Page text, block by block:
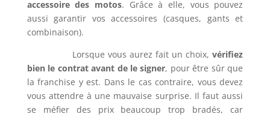
accessoire des motos. Grâce à elle, vous pouvez
aussi garantir vos accessoires (casques, gants et
combinaison).
Lorsque vous aurez fait un choix,vérifiez
bien le contrat avant de le signer, pour être sûr que
la franchise y est. Dans le cas contraire, vous devez
vous attendre à une mauvaise surprise. Il faut aussi
se méfier des prix beaucoup trop bradés, car